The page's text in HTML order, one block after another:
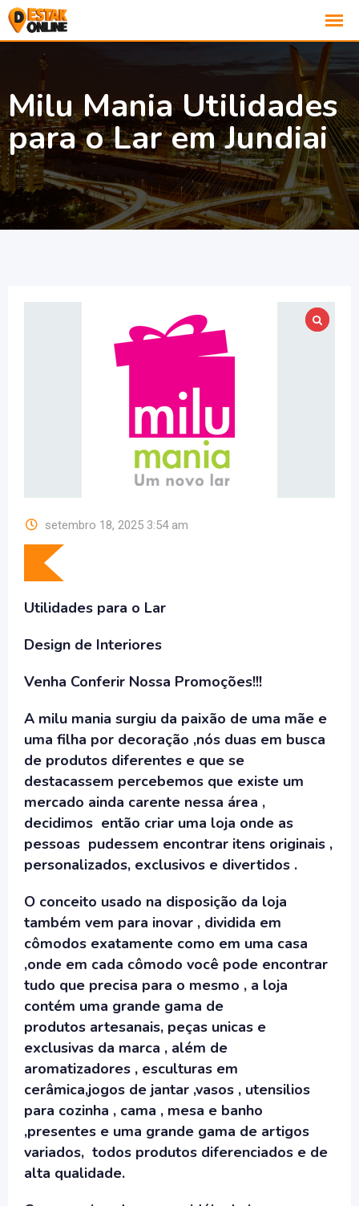
Milu Mania Utilidades
para o Lar em Jundiai
setembro 18, 2025 3:54 am
Utilidades para o Lar
Design de Interiores
Venha Conferir Nossa Promoções!!!
A milu mania surgiu da paixão de uma mãe e
uma filha por decoração ,nós duas em busca
de produtos diferentes e que se
destacassem percebemos que existe um
mercado ainda carente nessa área ,
decidimos então criar uma loja onde as
pessoas pudessem encontrar itens originais ,
personalizados, exclusivos e divertidos .
O conceito usado na disposição da loja
também vem para inovar , dividida em
cômodos exatamente como em uma casa
,onde em cada cômodo você pode encontrar
tudo que precisa para o mesmo , a loja
contém uma grande gama de
produtos artesanais, peças unicas e
exclusivas da marca , além de
aromatizadores , esculturas em
cerâmica,jogos de jantar ,vasos , utensilios
para cozinha , cama , mesa e banho
,presentes e uma grande gama de artigos
variados, todos produtos diferenciados e de
alta qualidade.